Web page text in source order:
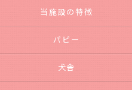
当施設の特徴
パピー
犬舎